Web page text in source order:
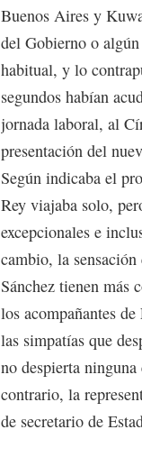
Buenos Aires y
del Gobierno o
habitual, y lo
segundos habían
jornada laboral, al
presentación del
Según indicaba el
Rey viajaba solo,
excepcionales e
cambio, la
Sánchez tienen más
los acompañantes
las simpatías que
no despierta
contrario, la
de secretario de